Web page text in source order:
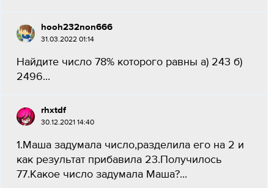
hooh232non666
31.03.2022 01:14
Найдите число 78% которого равны а) 243 б)
2496...
rhxtdf
30.12.2021 14:40
1.Маша задумала число,разделила его на 2 и
как результат прибавила 23.Получилось
77.Какое число задумала Маша?...